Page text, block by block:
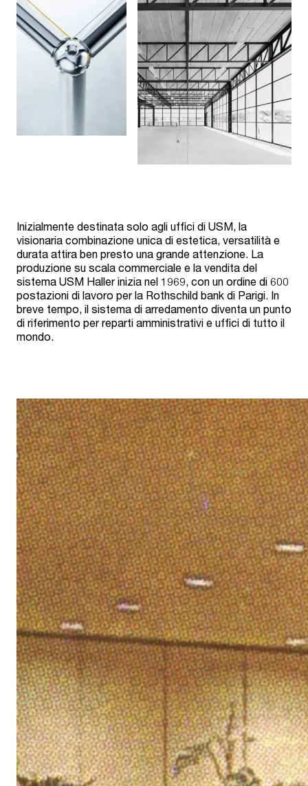
Inizialmente destinata solo agli uffici di USM, la
visionaria combinazione unica di estetica, versatilità e
durata attira ben presto una grande attenzione. La
produzione su scala commerciale e la vendita del
sistema USM Haller inizia nel 1969, con un ordine di 600
postazioni di lavoro per la Rothschild bank di Parigi. In
breve tempo, il sistema di arredamento diventa un punto
di riferimento per reparti amministrativi e uffici di tutto il
mondo.